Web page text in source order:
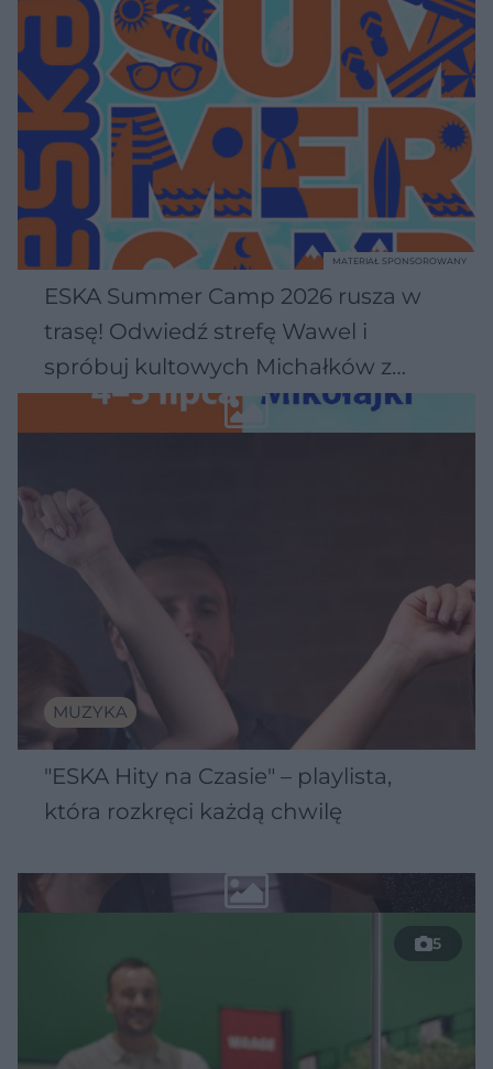
ESKA Summer Camp 2026 rusza w
trasę! Odwiedź strefę Wawel i
spróbuj kultowych Michałków z
Wawelu
MATERIAŁ SPONSOROWANY
MUZYKA
"ESKA Hity na Czasie" – playlista,
która rozkręci każdą chwilę
5